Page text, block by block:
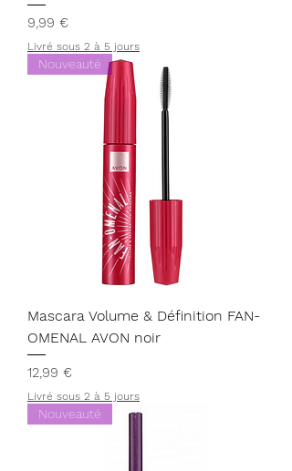
Prix
9,99 €
Livré sous 2 à 5 jours
Nouveauté
Mascara Volume & Définition FAN-
OMENAL AVON noir
Prix
12,99 €
Livré sous 2 à 5 jours
Nouveauté